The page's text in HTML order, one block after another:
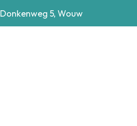
Donkenweg 5, Wouw